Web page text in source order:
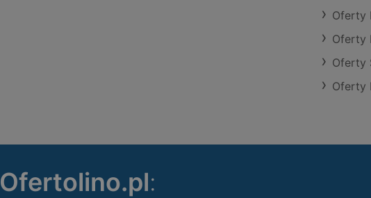
Oferty
Oferty
Oferty
Oferty
Ofertolino.pl: